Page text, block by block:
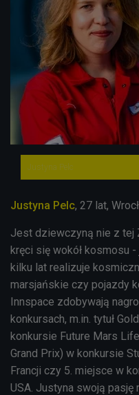
Justyna Pelc
Justyna Pelc, 27 lat,
Jest dziewczyną nie z tej
kręci się wokół kosmosu
kilku lat realizuje
marsjańskie czy pojazdy
Innspace zdobywają
konkursach, m.in. tytuł
konkursie Future Mars
Grand Prix) w konkursie
Francji czy 5. miejsce w
USA. Justyna swoją